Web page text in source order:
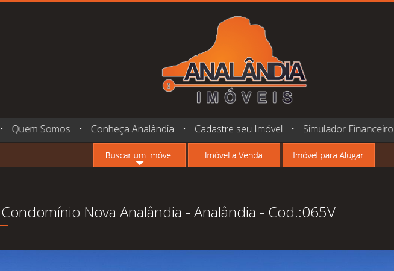
• Quem Somos • Conheça Analândia • Cadastre seu Imóvel • Simulador Financeiro
Condomínio Nova Analândia - Analândia - Cod.:065V